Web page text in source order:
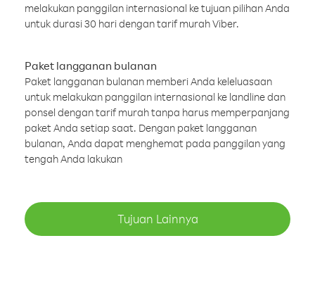
melakukan panggilan internasional ke tujuan pilihan Anda
untuk durasi 30 hari dengan tarif murah Viber.
Paket langganan bulanan
Paket langganan bulanan memberi Anda keleluasaan
untuk melakukan panggilan internasional ke landline dan
ponsel dengan tarif murah tanpa harus memperpanjang
paket Anda setiap saat. Dengan paket langganan
bulanan, Anda dapat menghemat pada panggilan yang
tengah Anda lakukan
Tujuan Lainnya